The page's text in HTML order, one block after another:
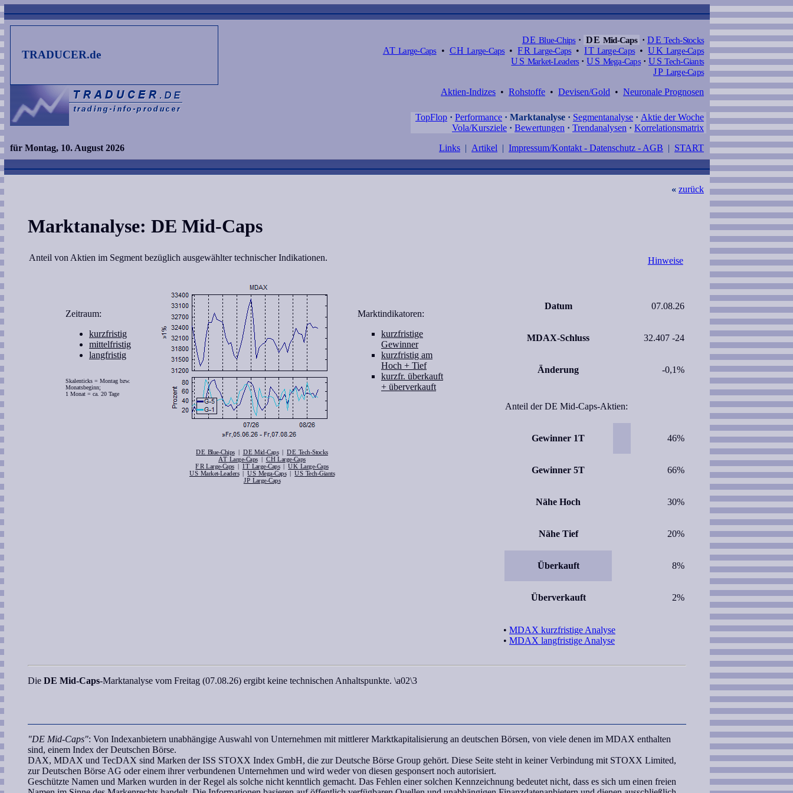
TRADUCER.de
DE Blue-Chips · DE Mid-Caps · DE Tech-Stocks
AT Large-Caps• CH Large-Caps•FR Large-Caps•IT Large-Caps•UK Large-Caps
US Market-Leaders · US Mega-Caps · US Tech-Giants
JP Large-Caps
Aktien-Indizes • Rohstoffe • Devisen/Gold • Neuronale Prognosen
TopFlop · Performance · Marktanalyse · Segmentanalyse · Aktie der Woche
Vola/Kursziele · Bewertungen · Trendanalysen · Korrelationsmatrix
« zurück
für Montag, 10. August 2026 Links | Artikel | Impressum/Kontakt - Datenschutz - AGB | START
Marktanalyse: DE Mid-Caps
Anteil von Aktien im Segment bezüglich ausgewählter technischer Indikationen. Hinweise
Zeitraum:
kurzfristig
mittelfristig
langfristig
Skalenticks = Montag bzw.
Monatsbeginn;
1 Monat = ca. 20 Tage
DE Blue-Chips| DE Mid-Caps| DE Tech-Stocks
AT Large-Caps| CH Large-Caps
FR Large-Caps| IT Large-Caps|UK Large-Caps
US Market-Leaders|US Mega-Caps|US Tech-Giants
JP Large-Caps
Marktindikatoren:
kurzfristige
Gewinner
kurzfristig am
Hoch + Tief
kurzfr. überkauft
+ überverkauft
Datum 07.08.26
MDAX-Schluss 32.407 -24
Änderung -0,1%
Anteil der DE Mid-Caps-Aktien:
Gewinner 1T 46%
Gewinner 5T 66%
Nähe Hoch 30%
Nähe Tief 20%
Überkauft 8%
Überverkauft 2%
• MDAX kurzfristige Analyse
• MDAX langfristige Analyse
Die DE Mid-Caps-Marktanalyse vom Freitag (07.08.26) ergibt keine technischen Anhaltspunkte. \a02\3
"DE Mid-Caps": Von Indexanbietern unabhängige Auswahl von Unternehmen mit mittlerer Marktkapitalisierung an deutschen Börsen, von viele denen im MDAX enthalten
sind, einem Index der Deutschen Börse.
DAX, MDAX und TecDAX sind Marken der ISS STOXX Index GmbH, die zur Deutsche Börse Group gehört. Diese Seite steht in keiner Verbindung mit STOXX Limited,
zur Deutschen Börse AG oder einem ihrer verbundenen Unternehmen und wird weder von diesen gesponsert noch autorisiert.
Geschützte Namen und Marken wurden in der Regel als solche nicht kenntlich gemacht. Das Fehlen einer solchen Kennzeichnung bedeutet nicht, dass es sich um einen freien